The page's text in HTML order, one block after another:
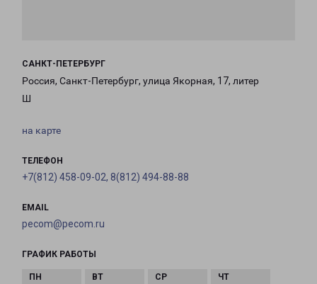
САНКТ-ПЕТЕРБУРГ
Россия, Санкт-Петербург, улица Якорная, 17, литер
Ш
на карте
ТЕЛЕФОН
+7(812) 458-09-02, 8(812) 494-88-88
EMAIL
pecom@pecom.ru
ГРАФИК РАБОТЫ